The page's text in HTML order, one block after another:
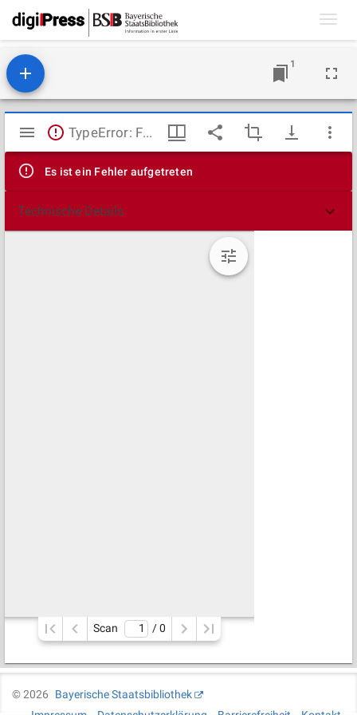
1
Mirador
Viewer
TypeError: Failed to fetch
Es ist ein Fehler aufgetreten
Technische Details
Scan / 0
©2026
Bayerische Staatsbibliothek